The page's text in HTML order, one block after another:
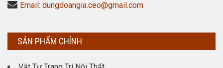
Email: dungdoangia.ceo@gmail.com
SẢN PHẨM CHÍNH